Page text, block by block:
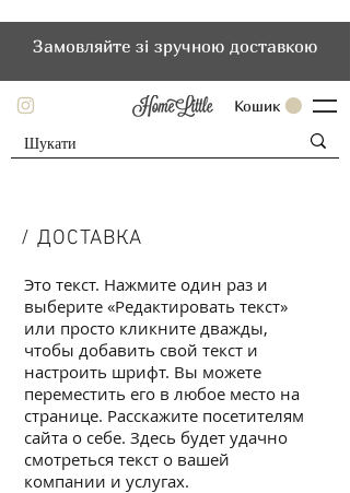
Кошик
Замовляйте зі зручною доставкою
/ ДОСТАВКА
Это текст. Нажмите один раз и
выберите «Редактировать текст»
или просто кликните дважды,
чтобы добавить свой текст и
настроить шрифт. Вы можете
переместить его в любое место на
странице. Расскажите посетителям
сайта о себе. Здесь будет удачно
смотреться текст о вашей
компании и услугах.